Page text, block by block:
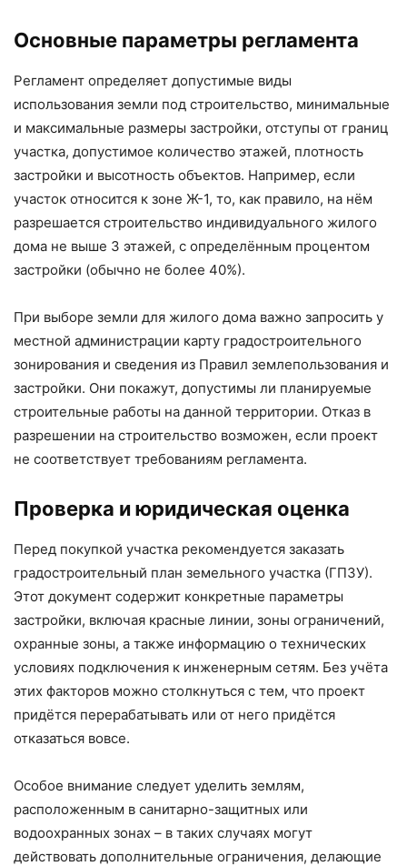
Основные параметры регламента
Регламент определяет допустимые виды
использования земли под строительство, минимальные
и максимальные размеры застройки, отступы от границ
участка, допустимое количество этажей, плотность
застройки и высотность объектов. Например, если
участок относится к зоне Ж-1, то, как правило, на нём
разрешается строительство индивидуального жилого
дома не выше 3 этажей, с определённым процентом
застройки (обычно не более 40%).
При выборе земли для жилого дома важно запросить у
местной администрации карту градостроительного
зонирования и сведения из Правил землепользования и
застройки. Они покажут, допустимы ли планируемые
строительные работы на данной территории. Отказ в
разрешении на строительство возможен, если проект
не соответствует требованиям регламента.
Проверка и юридическая оценка
Перед покупкой участка рекомендуется заказать
градостроительный план земельного участка (ГПЗУ).
Этот документ содержит конкретные параметры
застройки, включая красные линии, зоны ограничений,
охранные зоны, а также информацию о технических
условиях подключения к инженерным сетям. Без учёта
этих факторов можно столкнуться с тем, что проект
придётся перерабатывать или от него придётся
отказаться вовсе.
Особое внимание следует уделить землям,
расположенным в санитарно-защитных или
водоохранных зонах – в таких случаях могут
действовать дополнительные ограничения, делающие